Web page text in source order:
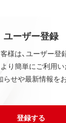
ユーザー登録
様は、ユーザー登
り簡単にご利用い
せや最新情報を
登録する